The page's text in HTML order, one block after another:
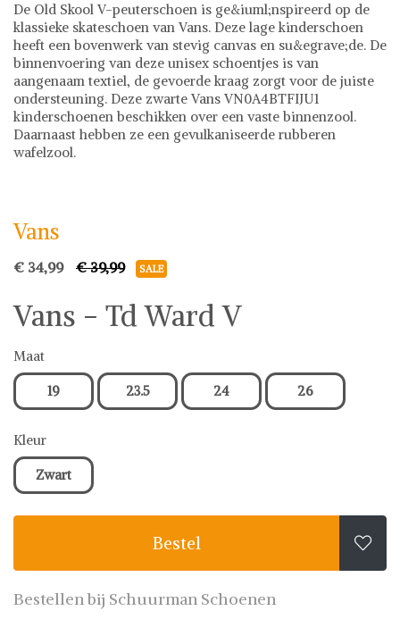
De Old Skool V-peuterschoen is ge&iuml;nspireerd op de
klassieke skateschoen van Vans. Deze lage kinderschoen
heeft een bovenwerk van stevig canvas en su&egrave;de. De
binnenvoering van deze unisex schoentjes is van
aangenaam textiel, de gevoerde kraag zorgt voor de juiste
ondersteuning. Deze zwarte Vans VN0A4BTFIJU1
kinderschoenen beschikken over een vaste binnenzool.
Daarnaast hebben ze een gevulkaniseerde rubberen
wafelzool.
fashion wish-list samen. Veilig online shoppen.
Vans
€ 34,99 € 39,99 SALE
Vans - Td Ward V
Maat
19 23.5 24 26
Kleur
Zwart
Bestel 
Bestellen bij Schuurman Schoenen